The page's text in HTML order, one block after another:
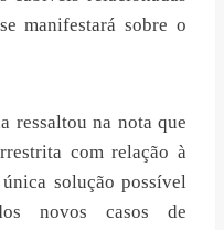
manifestará sobre o
ressaltou na nota que
com relação à
solução possível
novos casos de